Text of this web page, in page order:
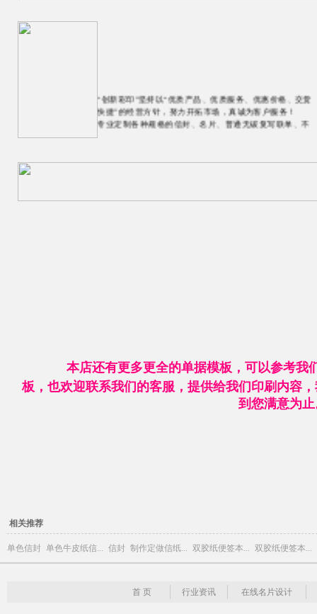
“创新彩印”坚持以“优质产品、优质服务、优惠价格、交货
快捷”的经营方针，努力开拓市场，真诚为客户服务！
专业定制各种规格的信封、名片、普通无碳复写联单、不
本店还有更多更全的单据模板，可以参考我
板，也欢迎联系我们的客服，提供给我们印刷内容
到您满意为
相关推荐
单色信封 单色牛皮纸信... 信封 制作定做信纸... 双胶纸便签本... 双胶纸便签本...
首 页 行业资讯 在线名片设计